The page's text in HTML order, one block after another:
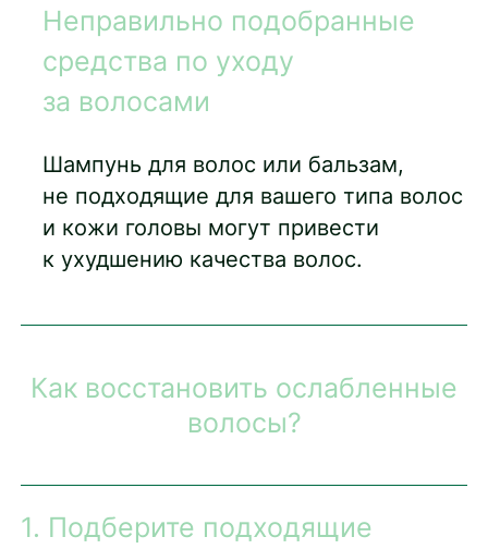
Неправильно подобранные
средства по уходу
за волосами
Шампунь для волос или бальзам,
не подходящие для вашего типа волос
и кожи головы могут привести
к ухудшению качества волос.
Как восстановить ослабленные
волосы?
1. Подберите подходящие